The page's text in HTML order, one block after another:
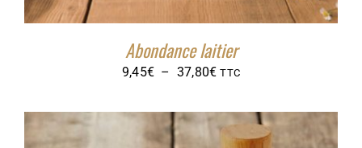
Abondance laitier
9,45€ – 37,80€Plage
prix :
9,45€
TTC